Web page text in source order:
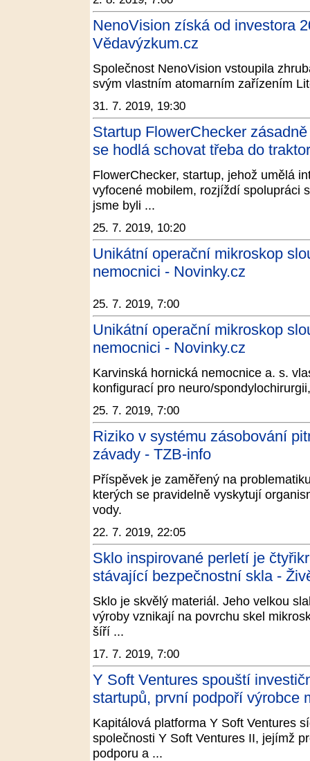
NenoVision získá od investora
Vědavýzkum.cz
Společnost NenoVision vstoupila
svým vlastním atomarním zařízením
31. 7. 2019, 19:30
Startup FlowerChecker
se hodlá schovat třeba do
FlowerChecker, startup, jehož umělá
vyfocené mobilem, rozjíždí spolupráci
jsme byli ...
25. 7. 2019, 10:20
Unikátní operační mikroskop
nemocnici - Novinky.cz
25. 7. 2019, 7:00
Unikátní operační mikroskop
nemocnici - Novinky.cz
Karvinská hornická nemocnice a. s.
konfigurací pro neuro/
25. 7. 2019, 7:00
Riziko v systému zásobování
závady - TZB-info
Příspěvek je zaměřený na
kterých se pravidelně vyskytují
vody.
22. 7. 2019, 22:05
Sklo inspirované perletí je
stávající bezpečnostní skla -
Sklo je skvělý materiál. Jeho velkou
výroby vznikají na povrchu skel
šíří ...
17. 7. 2019, 7:00
Y Soft Ventures spouští
startupů, první podpoří výrobce
Kapitálová platforma Y Soft Ventures
společnosti Y Soft Ventures II, jejímž
podporu a ...